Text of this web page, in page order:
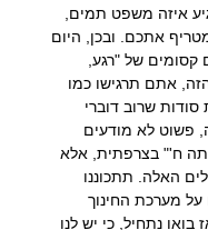
איזה משפט תמים,
אתכם. ובכן, היום
קסומים של "רגע,
אתם תרגישו כמו
שרוב דוברי
פשוט לא מודעים
ח'" בצרפתית, אלא
האלה. תתכוננו
מערכת החינוך
נתחיל, כי יש לנו